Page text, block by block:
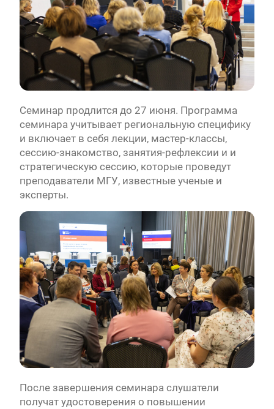
Семинар продлится до 27 июня. Программа
семинара учитывает региональную специфику
и включает в себя лекции, мастер-классы,
сессию-знакомство, занятия-рефлексии и и
стратегическую сессию, которые проведут
преподаватели МГУ, известные ученые и
эксперты.
После завершения семинара слушатели
получат удостоверения о повышении